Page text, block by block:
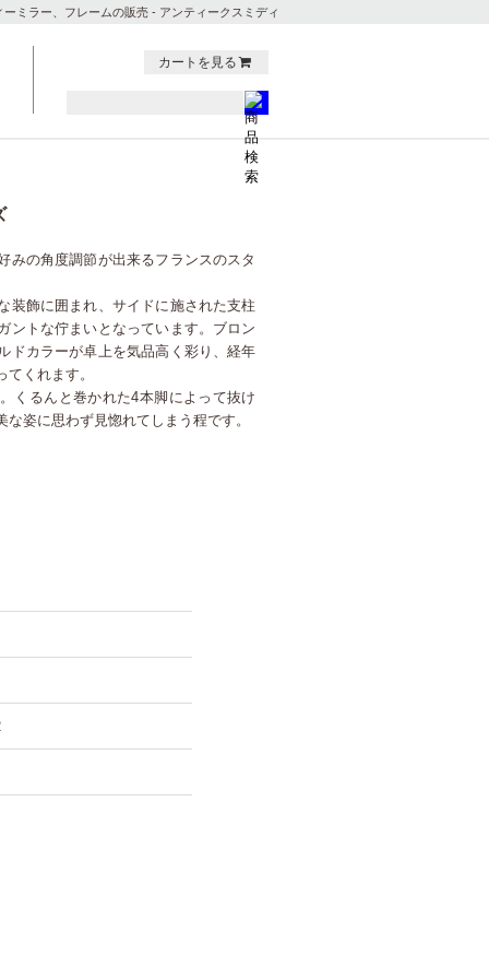
ーミラー、フレームの販売 - アンティークスミディ
カートを見る
みの角度調節が出来るフランスのスタ
装飾に囲まれ、サイドに施された支柱
ントな佇まいとなっています。ブロン
ドカラーが卓上を気品高く彩り、経年
くれます。
くるんと巻かれた4本脚によって抜け
姿に思わず見惚れてしまう程です。